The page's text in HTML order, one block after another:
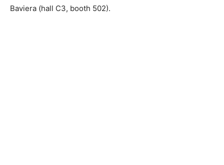
Baviera (hall C3, booth 502).